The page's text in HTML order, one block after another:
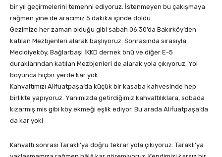
bir yıl geçirmelerini temenni ediyoruz. İstenmeyen bu çakışmaya
rağmen yine de aracımız 5 dakika içinde doldu.
Gezimize her zaman olduğu gibi sabah 06.30’da Bakırköy’den
katılan Mezbjenleri alarak başlıyoruz. Sonrasında sırasıyla
Mecidiyeköy, Bağlarbaşı İKKD dernek önü ve diğer E-5
duraklarından katılan Mezbjenleri de alarak yola çıkıyoruz. Yol
boyunca hiçbir yerde kar yok.
Kahvaltımızı Alifuatpaşa’da küçük bir kasaba kahvesinde hep
birlikte yapıyoruz. Yanımızda getirdiğimiz kahvaltılıklara, sobada
kızarmış mis gibi köy ekmeği eşlik ediyor. Bu arada Alifuatpaşa’da
da kar yok!
Kahvaltı sonrası Taraklı’ya doğru tekrar yola çıkıyoruz. Taraklı’ya